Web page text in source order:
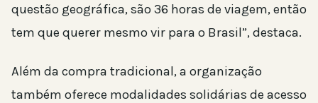
questão geográfica, são 36 horas de viagem, então
tem que querer mesmo vir para o Brasil”, destaca.
Além da compra tradicional, a organização
também oferece modalidades solidárias de acesso